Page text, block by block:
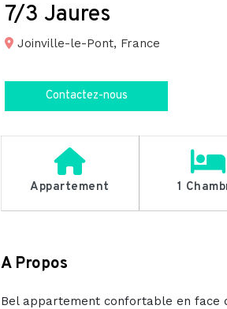
7/3 Jaures
Joinville-le-Pont, France
Contactez-nous
Appartement 1
A Propos
Bel appartement confortable en face